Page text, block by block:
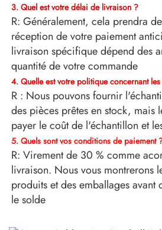
3. Quel est votre délai de livraison ?
R: Généralement, cela prendra
réception de votre paiement
livraison spécifique dépend des
quantité de votre commande
4. Quelle est votre politique concernant
R : Nous pouvons fournir
des pièces prêtes en stock, mais
payer le coût de l'échantillon et
5. Quels sont vos conditions de paiement
R: Virement de 30 % comme
livraison. Nous vous montrerons
produits et des emballages avant
le solde